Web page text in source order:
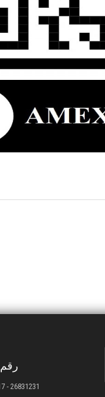
رقم
26831231 - 26831417 - 26831474